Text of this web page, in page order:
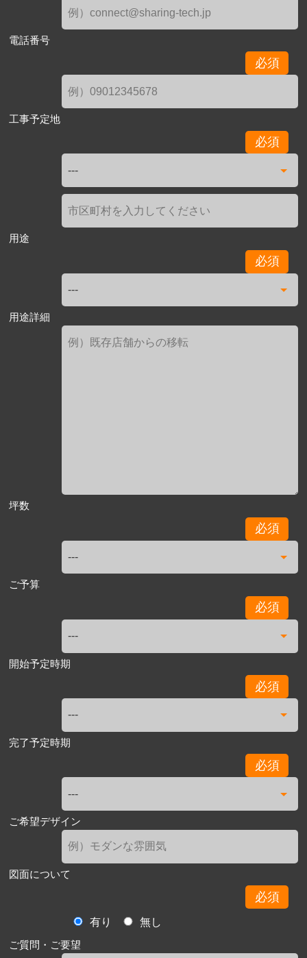
電話番号
必須
工事予定地
必須
用途
必須
用途詳細
坪数
必須
ご予算
必須
開始予定時期
必須
完了予定時期
必須
ご希望デザイン
図面について
必須
有り
無し
ご質問・ご要望